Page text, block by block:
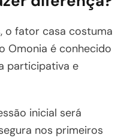
o fator casa costuma
Omonia é conhecido
participativa e
inicial será
nos primeiros